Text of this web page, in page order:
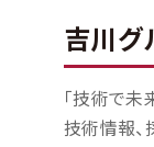
吉川グ
「技術で未
技術情報、